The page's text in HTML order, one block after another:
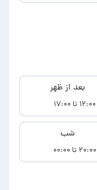
بعد از ظهر
۱۲:۰۰ تا ۱۷:۰۰
شب
۲۰:۰۰ تا ۰۰:۰۰